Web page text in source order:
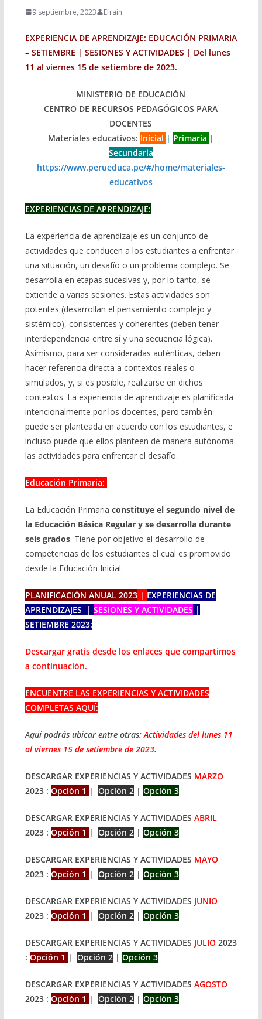
9 septiembre, 2023 Efrain
EXPERIENCIA DE APRENDIZAJE: EDUCACIÓN PRIMARIA
– SETIEMBRE | SESIONES Y ACTIVIDADES | Del lunes
11 al viernes 15 de setiembre de 2023.
MINISTERIO DE EDUCACIÓN
CENTRO DE RECURSOS PEDAGÓGICOS PARA
DOCENTES
Materiales educativos: Inicial | Primaria |
Secundaria
https://www.perueduca.pe/#/home/materiales-
educativos
EXPERIENCIAS DE APRENDIZAJE:
La experiencia de aprendizaje es un conjunto de
actividades que conducen a los estudiantes a enfrentar
una situación, un desafío o un problema complejo. Se
desarrolla en etapas sucesivas y, por lo tanto, se
extiende a varias sesiones. Estas actividades son
potentes (desarrollan el pensamiento complejo y
sistémico), consistentes y coherentes (deben tener
interdependencia entre sí y una secuencia lógica).
Asimismo, para ser consideradas auténticas, deben
hacer referencia directa a contextos reales o
simulados, y, si es posible, realizarse en dichos
contextos. La experiencia de aprendizaje es planificada
intencionalmente por los docentes, pero también
puede ser planteada en acuerdo con los estudiantes, e
incluso puede que ellos planteen de manera autónoma
las actividades para enfrentar el desafío.
Educación Primaria:
La Educación Primaria constituye el segundo nivel de
la Educación Básica Regular y se desarrolla durante
seis grados. Tiene por objetivo el desarrollo de
competencias de los estudiantes el cual es promovido
desde la Educación Inicial.
PLANIFICACIÓN ANUAL 2023| EXPERIENCIAS DE
APRENDIZAJES | SESIONES Y ACTIVIDADES |
SETIEMBRE 2023:
Descargar gratis desde los enlaces que compartimos
a continuación.
ENCUENTRE LAS EXPERIENCIAS Y ACTIVIDADES
COMPLETAS AQUÍ:
Aquí podrás ubicar entre otras:Actividades del lunes 11
al viernes 15 de setiembre de 2023.
DESCARGAR EXPERIENCIAS Y ACTIVIDADES MARZO
2023 : Opción 1 | Opción 2| Opción 3
DESCARGAR EXPERIENCIAS Y ACTIVIDADES ABRIL
2023 : Opción 1 | Opción 2| Opción 3
DESCARGAR EXPERIENCIAS Y ACTIVIDADES MAYO
2023 : Opción 1 | Opción 2| Opción 3
DESCARGAR EXPERIENCIAS Y ACTIVIDADES JUNIO
2023 : Opción 1 | Opción 2| Opción 3
DESCARGAR EXPERIENCIAS Y ACTIVIDADES JULIO2023
: Opción 1 | Opción 2| Opción 3
DESCARGAR EXPERIENCIAS Y ACTIVIDADES AGOSTO
2023 : Opción 1 | Opción 2| Opción 3